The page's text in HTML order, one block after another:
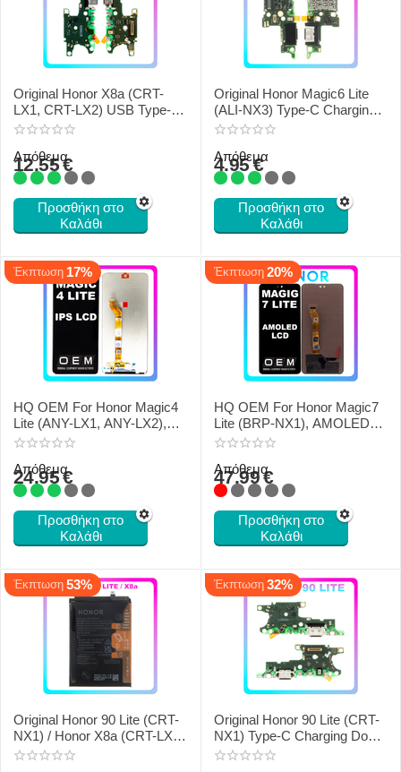
Original Honor X8a (CRT-
LX1, CRT-LX2) USB Type-C
Charging Dock + Microphone
12.55€
Απόθεμα
Προσθήκη στο
Καλάθι
Original Honor Magic6 Lite
(ALI-NX3) Type-C Charging
Dock + Microphone + Sim
4.95€
Απόθεμα
Προσθήκη στο
Καλάθι
Έκπτωση 17%
HQ OEM For Honor Magic4
Lite (ANY-LX1, ANY-LX2),
IPS LCD Οθόνη + Touch
Black
24.95€
Απόθεμα
Προσθήκη στο
Καλάθι
Έκπτωση 20%
HQ OEM For Honor Magic7
Lite (BRP-NX1), AMOLED
LCD Οθόνη + Touch Screen
47.99€
Απόθεμα
Προσθήκη στο
Καλάθι
Έκπτωση 53%
Original Honor 90 Lite (CRT-
NX1) / Honor X8a (CRT-LX1,
CRT-LX2, CRT-LX3)
Έκπτωση 32%
Original Honor 90 Lite (CRT-
NX1) Type-C Charging Dock
+ Microphone H0235AGDT